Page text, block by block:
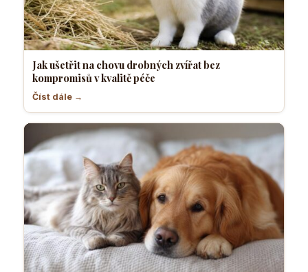
Jak ušetřit na chovu drobných zvířat bez
kompromisů v kvalitě péče
Číst dále →